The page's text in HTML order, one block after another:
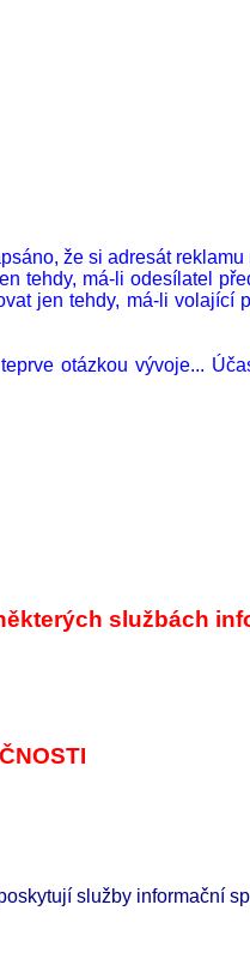
že si adresát
tehdy, má-li odesílatel
jen tehdy, má-li volající
otázkou vývoje...
službách
služby informační